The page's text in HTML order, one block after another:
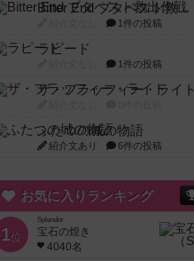
Bitter End ブタペスト救出作戦
1件の投稿
ラピード
1件の投稿
ザ・フラッフィー・ライト
ふたつの城の物語
紹介文あり 6件の投稿
お気に入りランキング
1位
Splendor
宝石の煌き
4040名